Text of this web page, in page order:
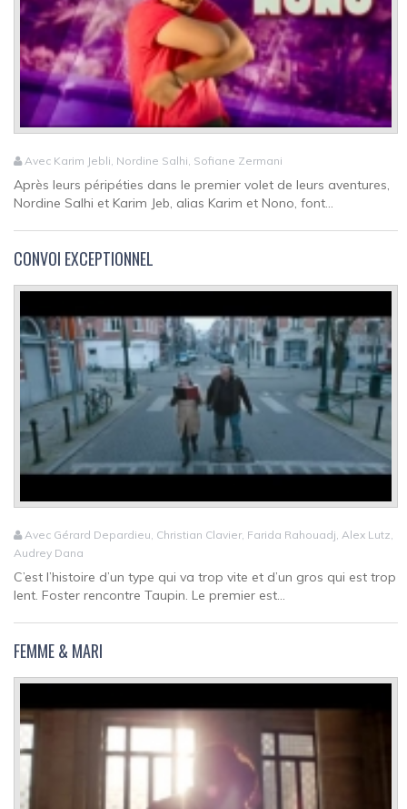
Avec Karim Jebli, Nordine Salhi, Sofiane Zermani
Après leurs péripéties dans le premier volet de leurs aventures,
Nordine Salhi et Karim Jeb, alias Karim et Nono, font...
CONVOI EXCEPTIONNEL
Avec Gérard Depardieu, Christian Clavier, Farida Rahouadj, Alex Lutz,
Audrey Dana
C’est l’histoire d’un type qui va trop vite et d’un gros qui est trop
lent. Foster rencontre Taupin. Le premier est...
FEMME & MARI